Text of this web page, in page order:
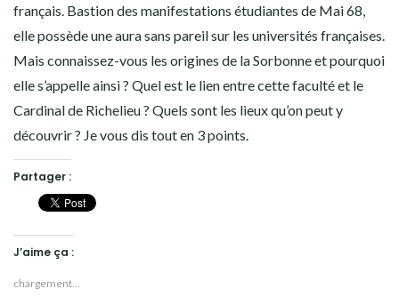
français. Bastion des manifestations étudiantes de Mai 68,
elle possède une aura sans pareil sur les universités françaises.
Mais connaissez-vous les origines de la Sorbonne et pourquoi
elle s’appelle ainsi ? Quel est le lien entre cette faculté et le
Cardinal de Richelieu ? Quels sont les lieux qu’on peut y
découvrir ? Je vous dis tout en 3 points.
Partager :
J’aime ça :
chargement…